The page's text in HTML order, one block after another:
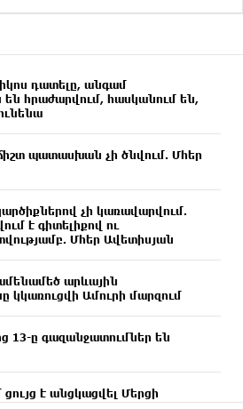
դատելը, անգամ
հրաժարվում, հասկանում են,
պատասխան չի ծնվում. Մհեր
չի կառավարվում.
է գիտելիքով ու
Մհեր Ավետիսյան
արևային
կկառուցվի Ամուրի մարզում
13-ը գազանջատումներ են
է անցկացվել Մերցի